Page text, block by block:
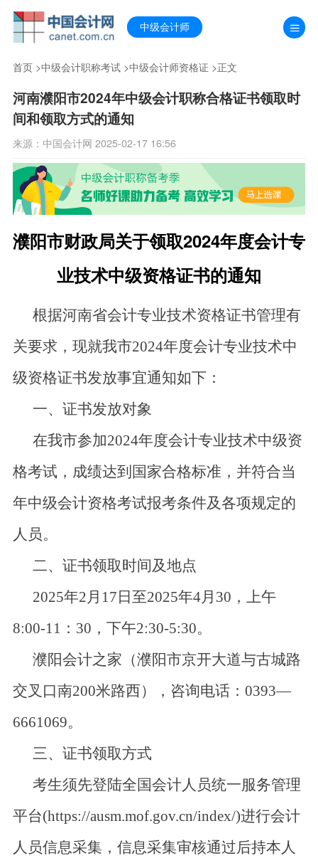
中级会计师
首页>中级会计职称考试>中级会计师资格证 >正文
河南濮阳市2024年中级会计职称合格证书领取时
间和领取方式的通知
来源：中国会计网 2025-02-17 16:56
濮阳市财政局关于领取2024年度会计专
业技术中级资格证书的通知
根据河南省会计专业技术资格证书管理有
关要求，现就我市2024年度会计专业技术中
级资格证书发放事宜通知如下：
一、证书发放对象
在我市参加2024年度会计专业技术中级资
格考试，成绩达到国家合格标准，并符合当
年中级会计资格考试报考条件及各项规定的
人员。
二、证书领取时间及地点
2025年2月17日至2025年4月30，上午
8:00-11：30，下午2:30-5:30。
濮阳会计之家（濮阳市京开大道与古城路
交叉口南200米路西），咨询电话：0393—
6661069。
三、证书领取方式
考生须先登陆全国会计人员统一服务管理
平台(https://ausm.mof.gov.cn/index/)进行会计
人员信息采集，信息采集审核通过后持本人